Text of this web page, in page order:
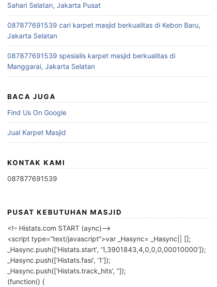
Sahari Selatan, Jakarta Pusat
087877691539 cari karpet masjid berkualitas di Kebon Baru,
Jakarta Selatan
087877691539 spesialis karpet masjid berkualitas di
Manggarai, Jakarta Selatan
BACA JUGA
Find Us On Google
Jual Karpet Masjid
KONTAK KAMI
087877691539
PUSAT KEBUTUHAN MASJID
<!– Histats.com START (aync)–>
<script type=”text/javascript”>var _Hasync= _Hasync|| [];
_Hasync.push([‘Histats.start’, ‘1,3901843,4,0,0,0,00010000’]);
_Hasync.push([‘Histats.fasi’, ‘1’]);
_Hasync.push([‘Histats.track_hits’, ”]);
(function() {